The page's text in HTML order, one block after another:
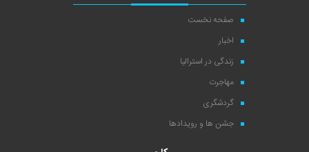
صفحه نخست
اخبار
زندگی در استرالیا
مهاجرت
گردشگری
جشن ها و رویدادها